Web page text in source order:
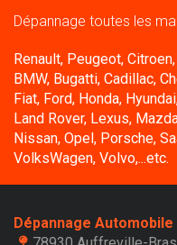
Dépannage toutes les
Renault, Peugeot,
BMW, Bugatti, Cadillac,
Fiat, Ford, Honda,
Land Rover, Lexus,
Nissan, Opel, Porsche,
VolksWagen, Volvo,...etc.
Dépannage Automobile